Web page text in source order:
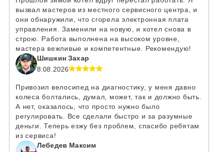
вызвал мастеров из местного сервисного центра, и
они обнаружили, что сгорела электронная плата
управления. Заменили на новую, и котел снова в
строю. Работа выполнена на высоком уровне,
мастера вежливые и компетентные. Рекомендую!
Шишкин Захар
8.08.2026
Привозил велосипед на диагностику, у меня давно
колеса болтались, думал, может, так и должно быть.
А нет, оказалось, что просто нужно было
регулировать. Все сделали быстро и за разумные
деньги. Теперь езжу без проблем, спасибо ребятам
из сервиса!
Лебедев Максим